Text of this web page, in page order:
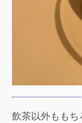
飲茶以外もも